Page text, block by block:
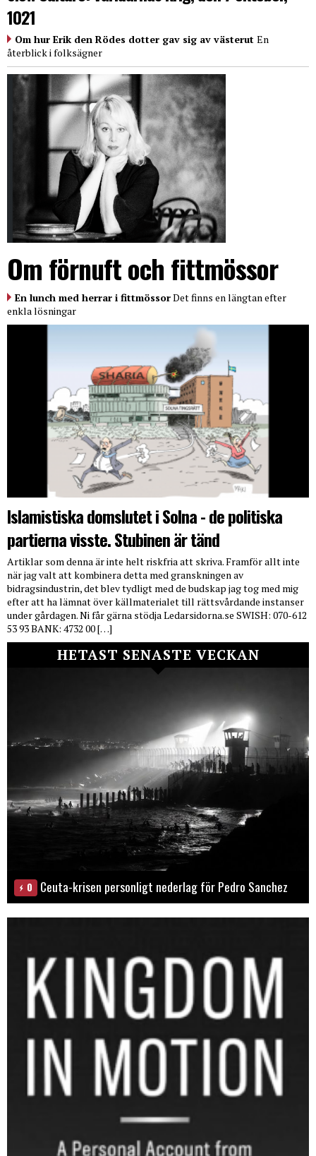
1021
Om hur Erik den Rödes dotter gav sig av västerut En
återblick i folksägner
Om förnuft och fittmössor
En lunch med herrar i fittmössorDet finns en längtan efter
enkla lösningar
Islamistiska domslutet i Solna - de politiska
partierna visste. Stubinen är tänd
Artiklar som denna är inte helt riskfria att skriva. Framför allt inte
när jag valt att kombinera detta med granskningen av
bidragsindustrin, det blev tydligt med de budskap jag tog med mig
efter att ha lämnat över källmaterialet till rättsvårdande instanser
under gårdagen. Ni får gärna stödja Ledarsidorna.se SWISH: 070-612
53 93 BANK: 4732 00 […]
HETAST SENASTE VECKAN
0 Ceuta-krisen personligt nederlag för Pedro Sanchez